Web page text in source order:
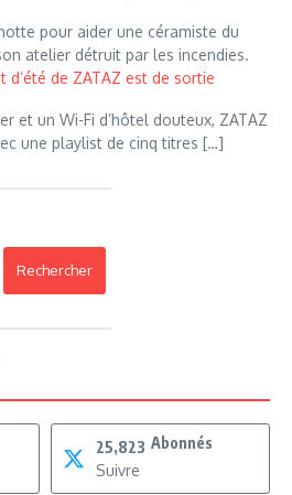
pour aider une céramiste du
atelier détruit par les incendies.
d’été de ZATAZ est de sortie
et un Wi-Fi d’hôtel douteux, ZATAZ
une playlist de cinq titres […]
Rechercher
25,823 Abonnés
Suivre